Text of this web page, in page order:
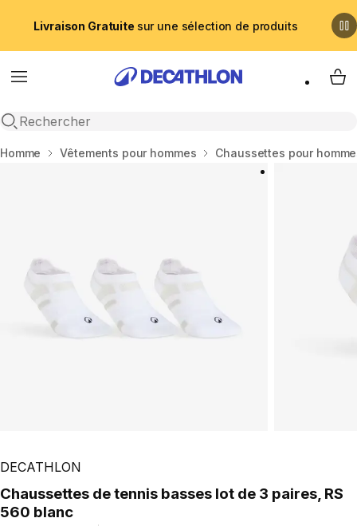
Livraison Gratuite sur une sélection de produits
Menu
Recherche ouverte
My
Accueil
Homme Vêtements pour hommes Chaussettes pour
DECATHLON
Chaussettes de tennis basses lot de 3 paires, RS
560 blanc